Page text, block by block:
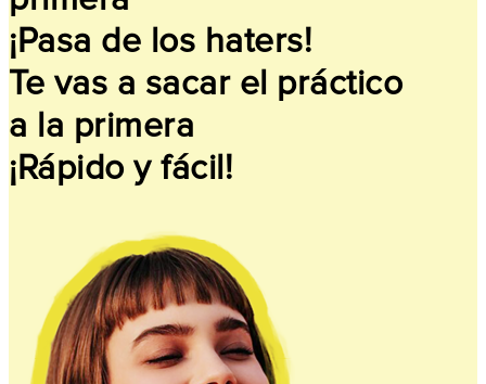
¡Pasa de los haters!
Te vas a sacar el práctico
a la primera
¡Rápido y fácil!